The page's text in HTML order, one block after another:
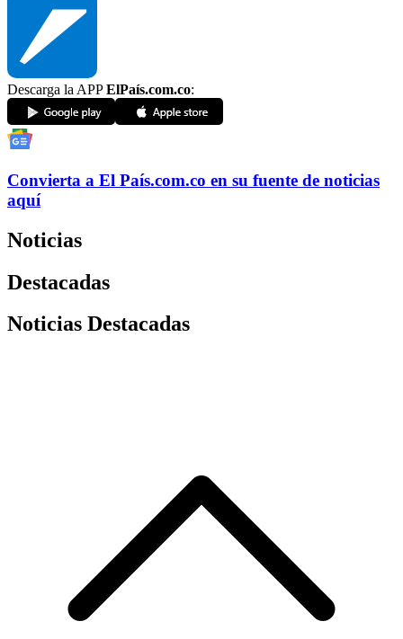
Descarga la APPElPaís.com.co:
Convierta a El País.com.co en su fuente de noticias
aquí
Noticias
Destacadas
Noticias Destacadas